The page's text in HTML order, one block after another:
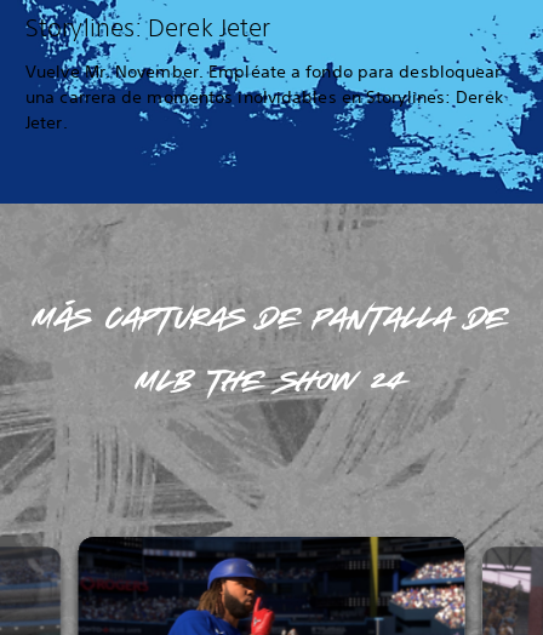
Storylines: Derek Jeter
Vuelve Mr. November. Empléate a fondo para desbloquear
una carrera de momentos inolvidables en Storylines: Derek
Jeter.
MÁS CAPTURAS DE PANTALLA DE
MLB THE SHOW 24